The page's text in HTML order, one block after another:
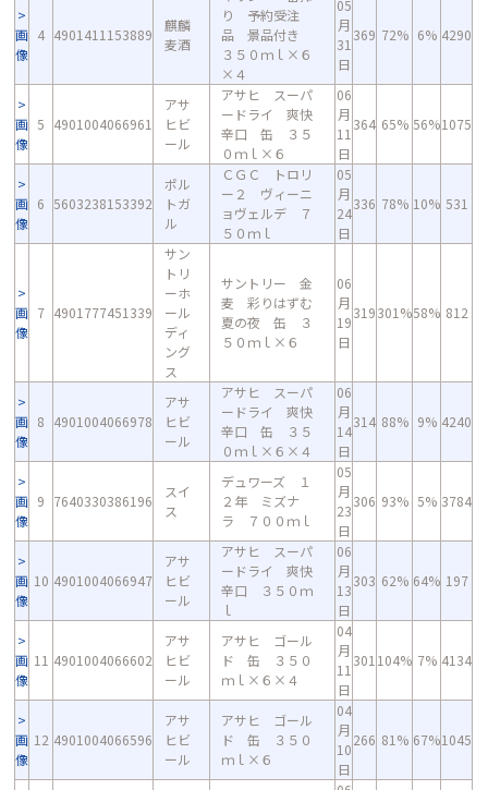
画
像
4 4901411153889
麒麟
麦酒
り 予約受注
品 景品付き
３５０ｍｌ×６
×４
05
月
31
日
369 72% 6% 4290
画
像
5 4901004066961
アサ
ヒビ
ール
アサヒ スーパ
ードライ 爽快
辛口 缶 ３５
０ｍｌ×６
06
月
11
日
364 65% 56%1075
画
像
6 5603238153392
ポル
トガ
ル
ＣＧＣ トロリ
ー２ ヴィーニ
ョヴェルデ ７
５０ｍｌ
05
月
24
日
336 78% 10% 531
画
像
7 4901777451339
サン
トリ
ーホ
ール
ディ
ング
ス
サントリー 金
麦 彩りはずむ
夏の夜 缶 ３
５０ｍｌ×６
06
月
19
日
319301%58% 812
画
像
8 4901004066978
アサ
ヒビ
ール
アサヒ スーパ
ードライ 爽快
辛口 缶 ３５
０ｍｌ×６×４
06
月
14
日
314 88% 9% 4240
画
像
9 7640330386196
スイ
ス
デュワーズ １
２年 ミズナ
ラ ７００ｍｌ
05
月
23
日
306 93% 5% 3784
画
像
10 4901004066947
アサ
ヒビ
ール
アサヒ スーパ
ードライ 爽快
辛口 ３５０ｍ
ｌ
06
月
13
日
303 62% 64% 197
画
像
11 4901004066602
アサ
ヒビ
ール
アサヒ ゴール
ド 缶 ３５０
ｍｌ×６×４
04
月
11
日
301 104% 7% 4134
画
像
12 4901004066596
アサ
ヒビ
ール
アサヒ ゴール
ド 缶 ３５０
ｍｌ×６
04
月
10
日
266 81% 67%1045